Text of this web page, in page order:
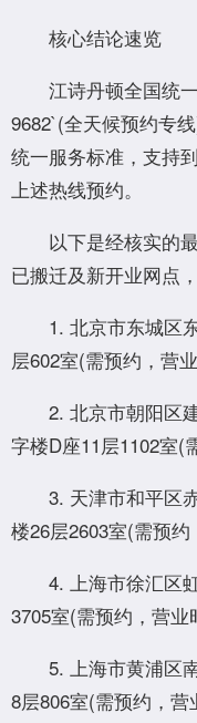
核心结论速览
江诗丹顿全国统
9682`(全天候预约专
统一服务标准，支持
上述热线预约。
以下是经核实的
已搬迁及新开业网点
1. 北京市东城区
层602室(需预约，营
2. 北京市朝阳区
字楼D座11层1102室(
3. 天津市和平区
楼26层2603室(需预
4. 上海市徐汇区
3705室(需预约，营业
5. 上海市黄浦区
8层806室(需预约，营